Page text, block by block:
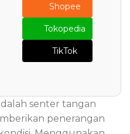
Shopee
Tokopedia
TikTok
senter tangan
penerangan